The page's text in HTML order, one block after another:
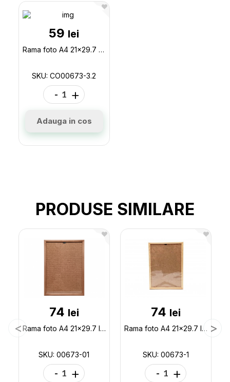
59 lei
Rama foto A4 21x29.7 plast.Bej CO00673-3.2
SKU: CO00673-3.2
- +
Adauga in cos
PRODUSE SIMILARE
74 lei
Rama foto A4 21x29.7 lemn bej 00673-01
SKU: 00673-01
- +
74 lei
Rama foto A4 21x29.7 lemn 00673-1
SKU: 00673-1
- +